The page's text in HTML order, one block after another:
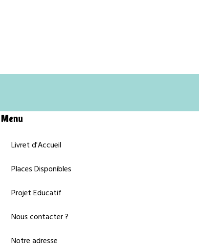
Menu
Livret d'Accueil
Places Disponibles
Projet Educatif
Nous contacter ?
Notre adresse